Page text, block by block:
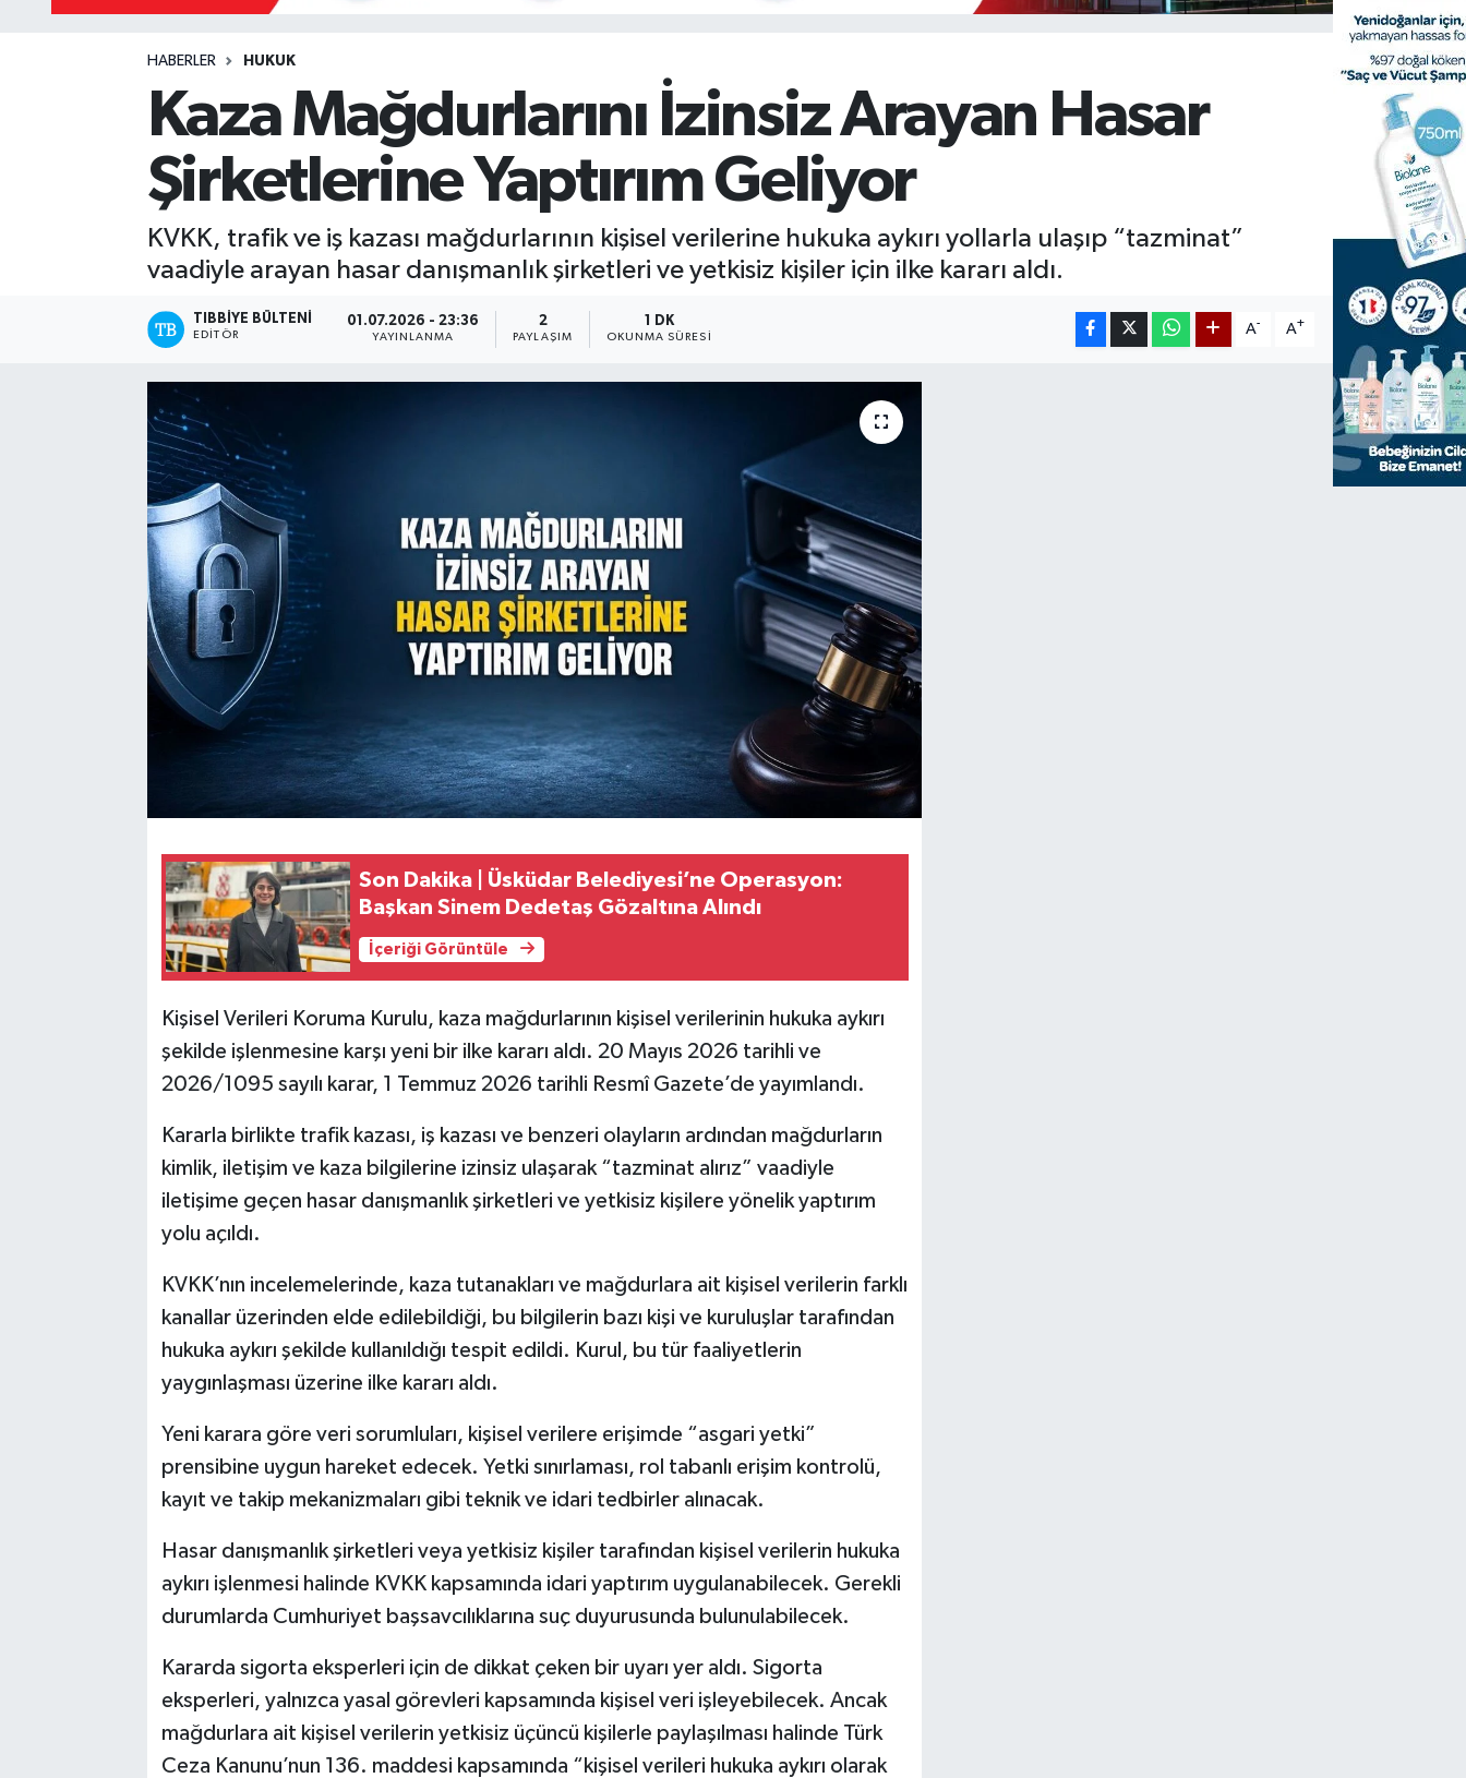
HABERLER HUKUK
Kaza Mağdurlarını İzinsiz Arayan Hasar
Şirketlerine Yaptırım Geliyor
KVKK, trafik ve iş kazası mağdurlarının kişisel verilerine hukuka aykırı yollarla ulaşıp “tazminat”
vaadiyle arayan hasar danışmanlık şirketleri ve yetkisiz kişiler için ilke kararı aldı.
TIBBIYE BÜLTENI
EDITÖR
01.07.2026 - 23:36
YAYINLANMA
2
PAYLAŞIM
1 DK
OKUNMA SÜRESI
A- A+
Son Dakika | Üsküdar Belediyesi’ne Operasyon:
Başkan Sinem Dedetaş Gözaltına Alındı
İçeriği Görüntüle
Kişisel Verileri Koruma Kurulu, kaza mağdurlarının kişisel verilerinin hukuka aykırı
şekilde işlenmesine karşı yeni bir ilke kararı aldı. 20 Mayıs 2026 tarihli ve
2026/1095 sayılı karar, 1 Temmuz 2026 tarihli Resmî Gazete’de yayımlandı.
Kararla birlikte trafik kazası, iş kazası ve benzeri olayların ardından mağdurların
kimlik, iletişim ve kaza bilgilerine izinsiz ulaşarak “tazminat alırız” vaadiyle
iletişime geçen hasar danışmanlık şirketleri ve yetkisiz kişilere yönelik yaptırım
yolu açıldı.
KVKK’nın incelemelerinde, kaza tutanakları ve mağdurlara ait kişisel verilerin farklı
kanallar üzerinden elde edilebildiği, bu bilgilerin bazı kişi ve kuruluşlar tarafından
hukuka aykırı şekilde kullanıldığı tespit edildi. Kurul, bu tür faaliyetlerin
yaygınlaşması üzerine ilke kararı aldı.
Yeni karara göre veri sorumluları, kişisel verilere erişimde “asgari yetki”
prensibine uygun hareket edecek. Yetki sınırlaması, rol tabanlı erişim kontrolü,
kayıt ve takip mekanizmaları gibi teknik ve idari tedbirler alınacak.
Hasar danışmanlık şirketleri veya yetkisiz kişiler tarafından kişisel verilerin hukuka
aykırı işlenmesi halinde KVKK kapsamında idari yaptırım uygulanabilecek. Gerekli
durumlarda Cumhuriyet başsavcılıklarına suç duyurusunda bulunulabilecek.
Kararda sigorta eksperleri için de dikkat çeken bir uyarı yer aldı. Sigorta
eksperleri, yalnızca yasal görevleri kapsamında kişisel veri işleyebilecek. Ancak
mağdurlara ait kişisel verilerin yetkisiz üçüncü kişilerle paylaşılması halinde Türk
Ceza Kanunu’nun 136. maddesi kapsamında “kişisel verileri hukuka aykırı olarak